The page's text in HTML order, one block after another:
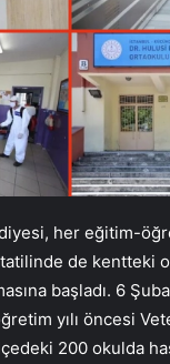
her eğitim-
de kentteki
başladı. 6
yılı öncesi
200 okulda